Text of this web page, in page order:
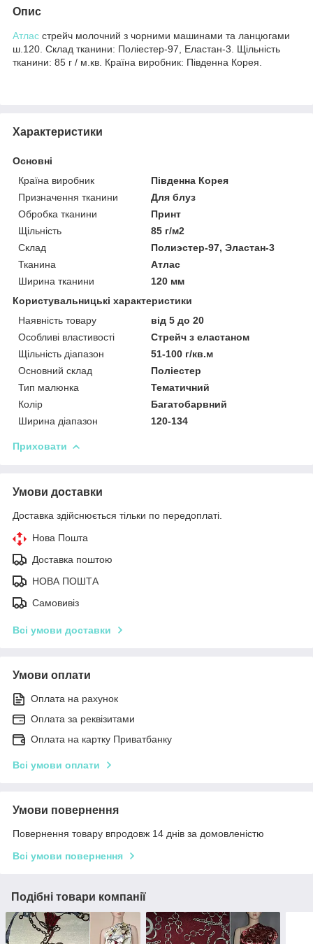
Опис
Атлас стрейч молочний з чорними машинами та ланцюгами
ш.120. Склад тканини: Поліестер-97, Еластан-3. Щільність
тканини: 85 г / м.кв. Країна виробник: Південна Корея.
Характеристики
Основні
Країна виробник
Південна Корея
Призначення тканини
Для блуз
Обробка тканини
Принт
Щільність
85 г/м2
Склад
Полиэстер-97, Эластан-3
Тканина
Атлас
Ширина тканини
120 мм
Користувальницькі характеристики
Наявність товару
від 5 до 20
Особливі властивості
Стрейч з еластаном
Щільність діапазон
51-100 г/кв.м
Основний склад
Поліестер
Тип малюнка
Тематичний
Колір
Багатобарвний
Ширина діапазон
120-134
Приховати
Умови доставки
Доставка здійснюється тільки по передоплаті.
Нова Пошта
Доставка поштою
НОВА ПОШТА
Самовивіз
Всі умови доставки
Умови оплати
Оплата на рахунок
Оплата за реквізитами
Оплата на картку Приватбанку
Всі умови оплати
Умови повернення
Повернення товару впродовж 14 днів за домовленістю
Всі умови повернення
Подібні товари компанії